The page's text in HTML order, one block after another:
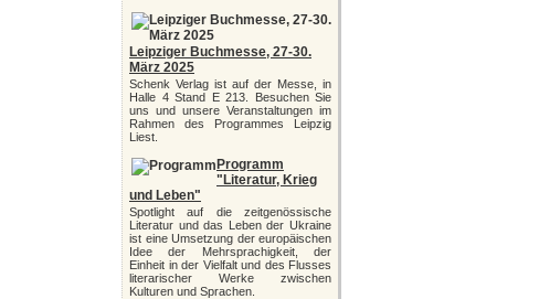
Leipziger Buchmesse, 27-30.
März 2025
Schenk Verlag ist auf der Messe, in
Halle 4 Stand E 213. Besuchen Sie
uns und unsere Veranstaltungen im
Rahmen des Programmes Leipzig
Liest.
Programm
"Literatur, Krieg
und Leben"
Spotlight auf die zeitgenössische
Literatur und das Leben der Ukraine
ist eine Umsetzung der europäischen
Idee der Mehrsprachigkeit, der
Einheit in der Vielfalt und des Flusses
literarischer Werke zwischen
Kulturen und Sprachen.